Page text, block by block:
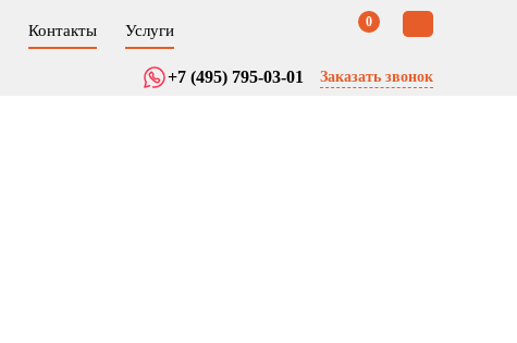
Контакты Услуги 0
+7 (495) 795-03-01 Заказать звонок